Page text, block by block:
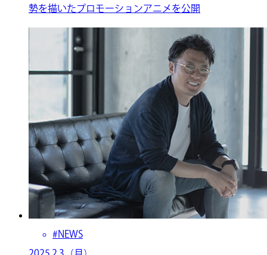
勢を描いたプロモーションアニメを公開
#NEWS